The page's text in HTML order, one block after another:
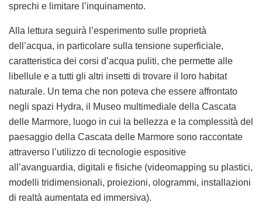
sprechi e limitare l’inquinamento.
Alla lettura seguirà l’esperimento sulle proprietà
dell’acqua, in particolare sulla tensione superficiale,
caratteristica dei corsi d’acqua puliti, che permette alle
libellule e a tutti gli altri insetti di trovare il loro habitat
naturale. Un tema che non poteva che essere affrontato
negli spazi Hydra, il Museo multimediale della Cascata
delle Marmore, luogo in cui la bellezza e la complessità del
paesaggio della Cascata delle Marmore sono raccontate
attraverso l’utilizzo di tecnologie espositive
all’avanguardia, digitali e fisiche (videomapping su plastici,
modelli tridimensionali, proiezioni, ologrammi, installazioni
di realtà aumentata ed immersiva).